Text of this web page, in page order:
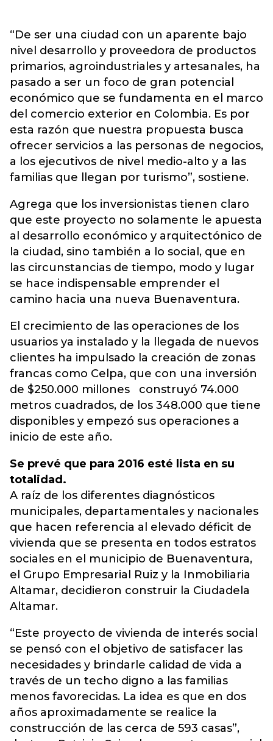
“De ser una ciudad con un aparente bajo
nivel desarrollo y proveedora de productos
primarios, agroindustriales y artesanales, ha
pasado a ser un foco de gran potencial
económico que se fundamenta en el marco
del comercio exterior en Colombia. Es por
esta razón que nuestra propuesta busca
ofrecer servicios a las personas de negocios,
a los ejecutivos de nivel medio-alto y a las
familias que llegan por turismo”, sostiene.
Agrega que los inversionistas tienen claro
que este proyecto no solamente le apuesta
al desarrollo económico y arquitectónico de
la ciudad, sino también a lo social, que en
las circunstancias de tiempo, modo y lugar
se hace indispensable emprender el
camino hacia una nueva Buenaventura.
El crecimiento de las operaciones de los
usuarios ya instalado y la llegada de nuevos
clientes ha impulsado la creación de zonas
francas como Celpa, que con una inversión
de $250.000 millones construyó 74.000
metros cuadrados, de los 348.000 que tiene
disponibles y empezó sus operaciones a
inicio de este año.
Se prevé que para 2016 esté lista en su
totalidad.
A raíz de los diferentes diagnósticos
municipales, departamentales y nacionales
que hacen referencia al elevado déficit de
vivienda que se presenta en todos estratos
sociales en el municipio de Buenaventura,
el Grupo Empresarial Ruiz y la Inmobiliaria
Altamar, decidieron construir la Ciudadela
Altamar.
“Este proyecto de vivienda de interés social
se pensó con el objetivo de satisfacer las
necesidades y brindarle calidad de vida a
través de un techo digno a las familias
menos favorecidas. La idea es que en dos
años aproximadamente se realice la
construcción de las cerca de 593 casas”,